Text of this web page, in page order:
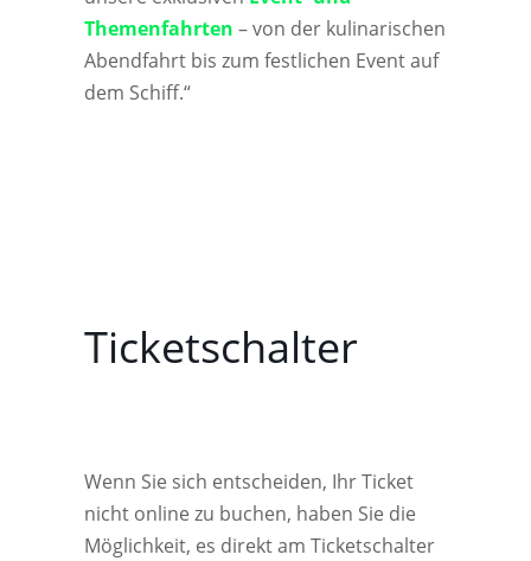
Themenfahrten – von der kulinarischen
Abendfahrt bis zum festlichen Event auf
dem Schiff.“
Ticketschalter
Wenn Sie sich entscheiden, Ihr Ticket
nicht online zu buchen, haben Sie die
Möglichkeit, es direkt am Ticketschalter